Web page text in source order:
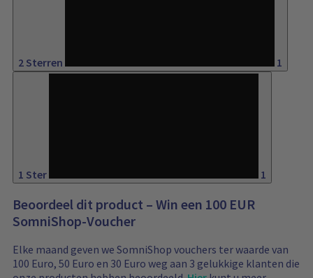
2 Sterren 1
1 Ster 1
Beoordeel dit product – Win een 100 EUR
SomniShop-Voucher
Elke maand geven we SomniShop vouchers ter waarde van
100 Euro, 50 Euro en 30 Euro weg aan 3 gelukkige klanten die